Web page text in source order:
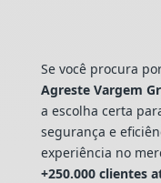
Se você procura
Agreste Vargem
a escolha certa
segurança e
experiência no
+250.000 clientes